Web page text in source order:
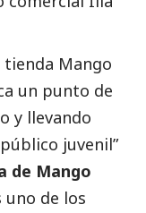
tienda Mango
un punto de
y llevando
juvenil”
de Mango
uno de los